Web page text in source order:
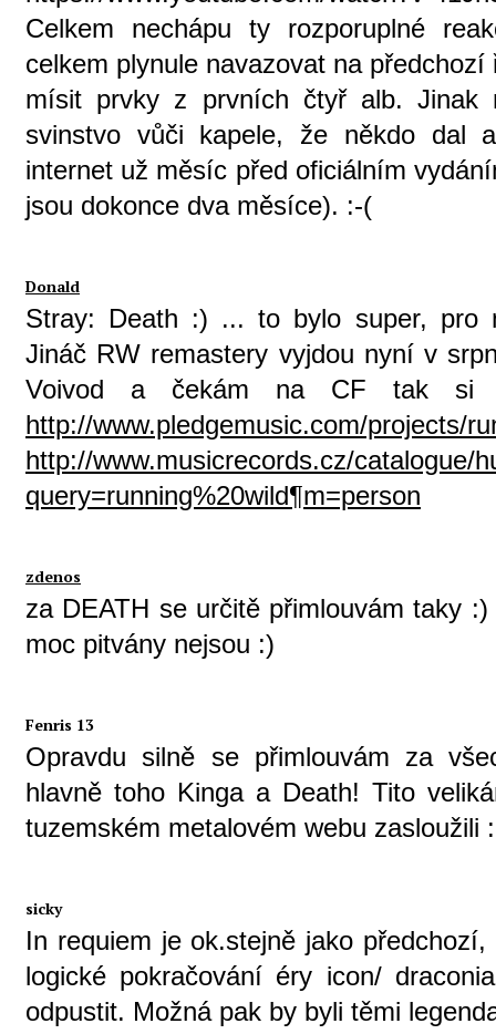
Celkem nechápu ty rozporuplné
celkem plynule navazovat na
mísit prvky z prvních čtyř alb. Jinak
svinstvo vůči kapele, že někdo dal
internet už měsíc před oficiálním
jsou dokonce dva měsíce). :-(
Donald
Stray: Death :) ... to bylo super, pro
Jináč RW remastery vyjdou nyní v
Voivod a čekám na CF tak si
http://www.pledgemusic.com/projects/
http://www.musicrecords.cz/catalogue/
query=running%20wild¶m=person
zdenos
za DEATH se určitě přimlouvám taky
moc pitvány nejsou :)
Fenris 13
Opravdu silně se přimlouvám za
hlavně toho Kinga a Death! Tito
tuzemském metalovém webu zasloužili
sicky
In requiem je ok.stejně jako
logické pokračování éry icon/
odpustit. Možná pak by byli těmi